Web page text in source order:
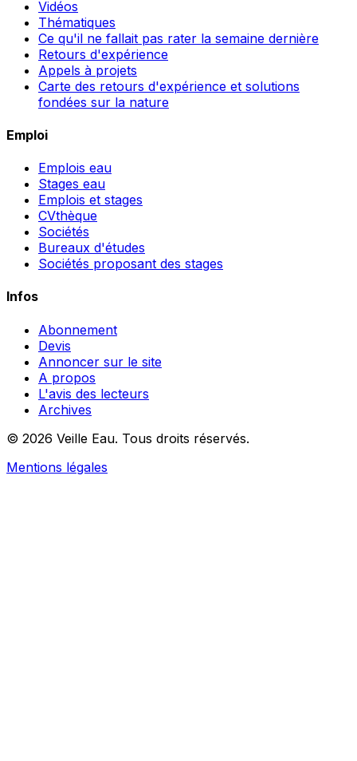
Vidéos
Thématiques
Ce qu'il ne fallait pas rater la semaine dernière
Retours d'expérience
Appels à projets
Carte des retours d'expérience et solutions
fondées sur la nature
Emploi
Emplois eau
Stages eau
Emplois et stages
CVthèque
Sociétés
Bureaux d'études
Sociétés proposant des stages
Infos
Abonnement
Devis
Annoncer sur le site
A propos
L'avis des lecteurs
Archives
© 2026 Veille Eau. Tous droits réservés.
Mentions légales